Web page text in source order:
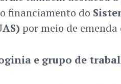
financiamento do
por meio de
e grupo de